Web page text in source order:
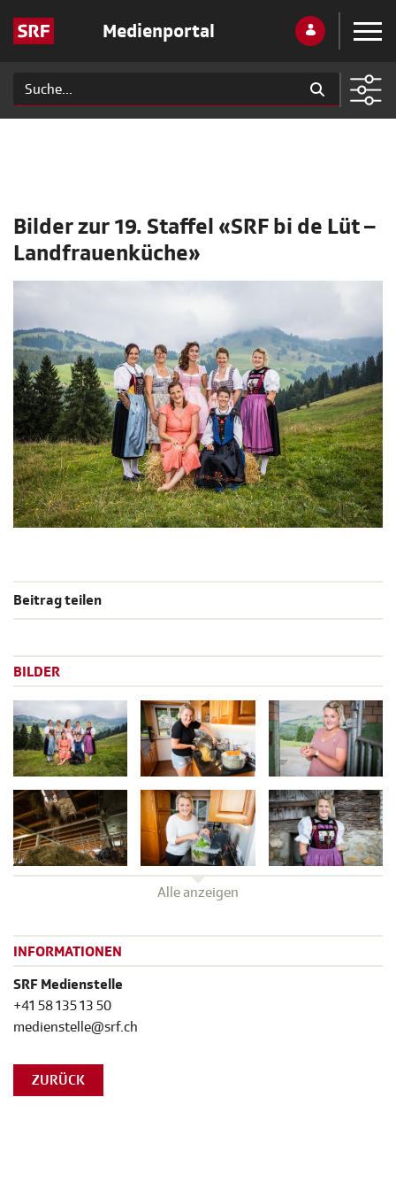
Medienportal
Bilder zur 19. Staffel «SRF bi de Lüt –
Landfrauenküche»
Beitrag teilen
BILDER
Alle anzeigen
INFORMATIONEN
SRF Medienstelle
+41 58 135 13 50
medienstelle@srf.ch
ZURÜCK